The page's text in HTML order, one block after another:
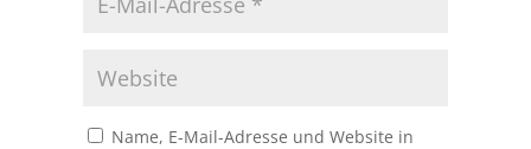
Name, E-Mail-Adresse und Website in